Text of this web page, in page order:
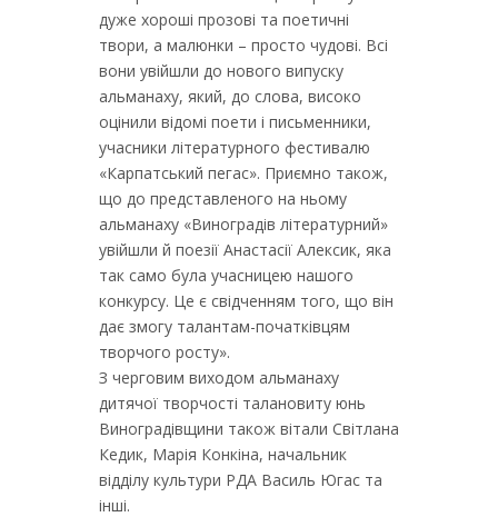
дуже хороші прозові та поетичні
твори, а малюнки – просто чудові. Всі
вони увійшли до нового випуску
альманаху, який, до слова, високо
оцінили відомі поети і письменники,
учасники літературного фестивалю
«Карпатський пегас». Приємно також,
що до представленого на ньому
альманаху «Виноградів літературний»
увійшли й поезії Анастасії Алексик, яка
так само була учасницею нашого
конкурсу. Це є свідченням того, що він
дає змогу талантам-початківцям
творчого росту».
З черговим виходом альманаху
дитячої творчості талановиту юнь
Виноградівщини також вітали Світлана
Кедик, Марія Конкіна, начальник
відділу культури РДА Василь Югас та
інші.